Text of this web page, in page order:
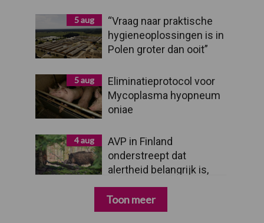
5 aug
“Vraag naar praktische
hygieneoplossingen is in
Polen groter dan ooit”
5 aug
Eliminatieprotocol voor
Mycoplasma hyopneum
oniae
4 aug
AVP in Finland
onderstreept dat
alertheid belangrijk is,
Toon meer